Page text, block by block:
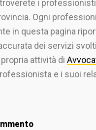
i
Ogni
in questa pagina
dei servizi
attività di
e i suoi